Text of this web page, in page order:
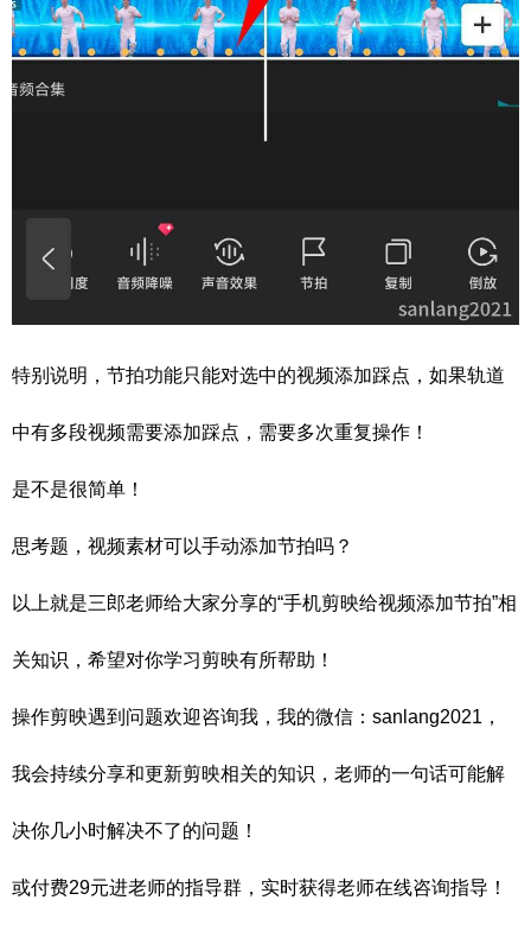
特别说明，节拍功能只能对选中的视频添加踩点，如果轨道
中有多段视频需要添加踩点，需要多次重复操作！
是不是很简单！
思考题，视频素材可以手动添加节拍吗？
以上就是三郎老师给大家分享的“手机剪映给视频添加节拍”相
关知识，希望对你学习剪映有所帮助！
操作剪映遇到问题欢迎咨询我，我的微信：sanlang2021，
我会持续分享和更新剪映相关的知识，老师的一句话可能解
决你几小时解决不了的问题！
或付费29元进老师的指导群，实时获得老师在线咨询指导！